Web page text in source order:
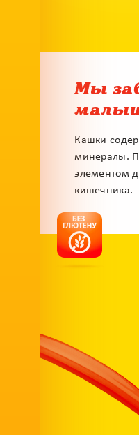
Мы
Кашки
минералы.
элементом
кишечника.